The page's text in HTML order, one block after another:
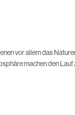
vor allem das
machen den Lauf